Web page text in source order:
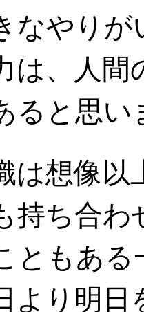
なやり
は、人間
ると思い
は想像
持ち合わ
ともあ
より明